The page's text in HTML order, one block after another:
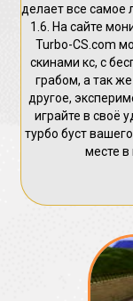
делает все самое
1.6. На сайте
Turbo-CS.com
скинами кс, с
грабом, а так
другое,
играйте в своё
турбо буст
месте в